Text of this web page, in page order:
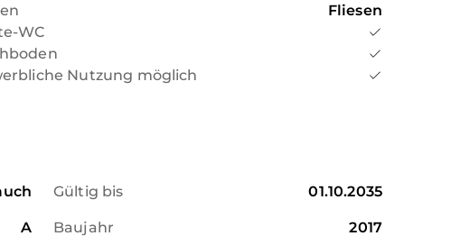
Fliesen
WC
Nutzung möglich
Gültig bis 01.10.2035
A Baujahr 2017